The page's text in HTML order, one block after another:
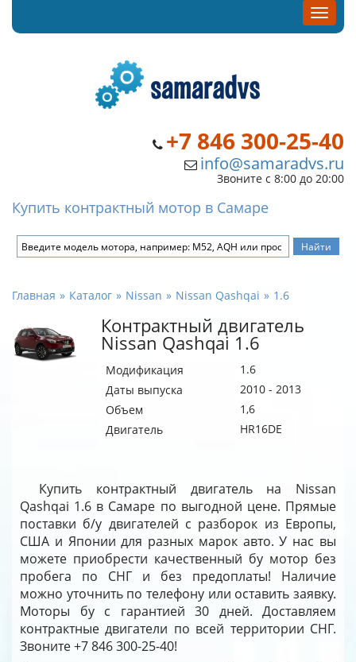
+7 846 300-25-40
info@samaradvs.ru
Звоните с 8:00 до 20:00
Купить контрактный мотор в Самаре
Главная Каталог Nissan Nissan Qashqai 1.6
Контрактный двигатель
Nissan Qashqai 1.6
Модификация
1.6
Даты выпуска
2010 - 2013
Объем
1,6
Двигатель
HR16DE
Купить контрактный двигатель на Nissan
Qashqai 1.6 в Самаре по выгодной цене. Прямые
поставки б/у двигателей с разборок из Европы,
США и Японии для разных марок авто. У нас вы
можете приобрести качественный бу мотор без
пробега по СНГ и без предоплаты! Наличие
можно уточнить по телефону или оставить заявку.
Моторы бу с гарантией 30 дней. Доставляем
контрактные двигатели по всей территории СНГ.
Звоните +7 846 300-25-40!